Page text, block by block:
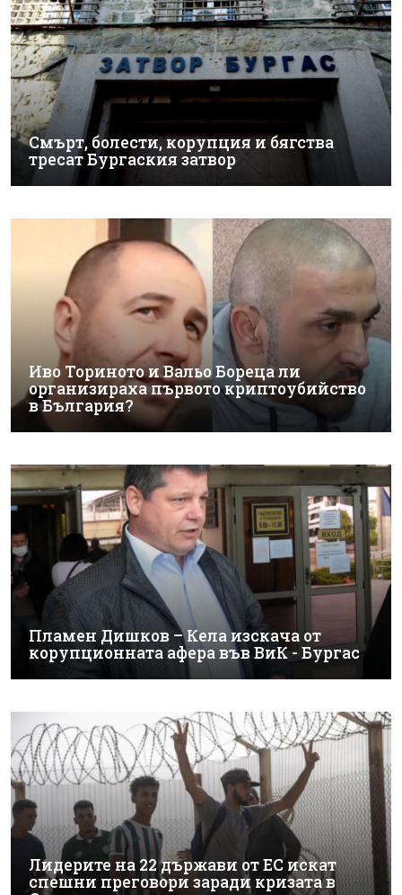
Смърт, болести, корупция и бягства
тресат Бургаския затвор
Иво Ториното и Вальо Бореца ли
организираха първото криптоубийство
в България?
Пламен Дишков – Кела изскача от
корупционната афера във ВиК - Бургас
Лидерите на 22 държави от ЕС искат
спешни преговори заради кризата в